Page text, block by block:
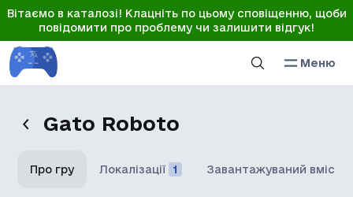
Вітаємо в каталозі! Клацніть по цьому сповіщенню, щоби
повідомити про проблему чи залишити відгук!
Меню
Gato Roboto
Про гру Локалізації 1 Завантажуваний вміст